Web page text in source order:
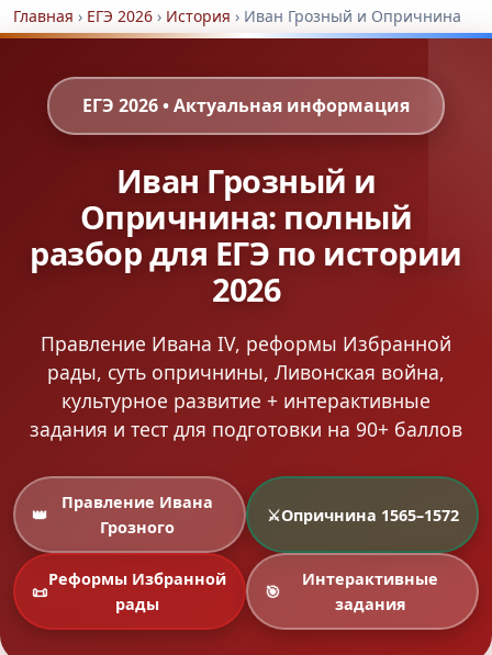
Главная › ЕГЭ 2026 › История › Иван Грозный и Опричнина
ЕГЭ 2026 • Актуальная информация
Иван Грозный и
Опричнина: полный
разбор для ЕГЭ по истории
2026
Правление Ивана IV, реформы Избранной
рады, суть опричнины, Ливонская война,
культурное развитие + интерактивные
задания и тест для подготовки на 90+ баллов
👑
Правление Ивана
Грозного
⚔️Опричнина 1565–1572
📜
Реформы Избранной
рады
🎯
Интерактивные
задания